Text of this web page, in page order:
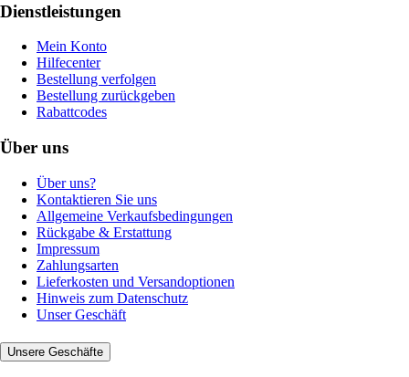
Dienstleistungen
Mein Konto
Hilfecenter
Bestellung verfolgen
Bestellung zurückgeben
Rabattcodes
Über uns
Über uns?
Kontaktieren Sie uns
Allgemeine Verkaufsbedingungen
Rückgabe & Erstattung
Impressum
Zahlungsarten
Lieferkosten und Versandoptionen
Hinweis zum Datenschutz
Unser Geschäft
Unsere Geschäfte